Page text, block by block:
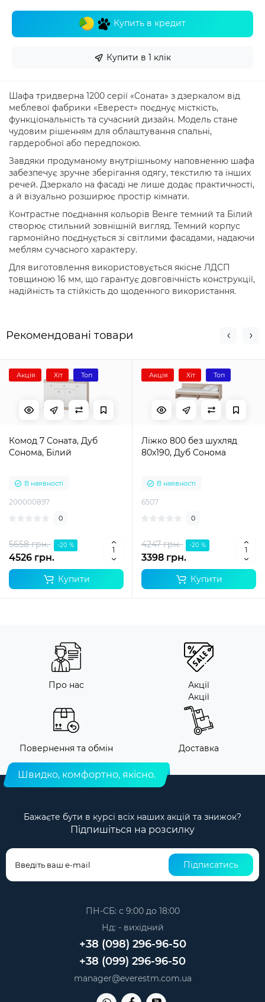
Купить в кредит
Купити в 1 клік
Шафа тридверна 1200 серії «Соната» з дзеркалом від
меблевої фабрики «Еверест» поєднує місткість,
функціональність та сучасний дизайн. Модель стане
чудовим рішенням для облаштування спальні,
гардеробної або передпокою.
Завдяки продуманому внутрішньому наповненню шафа
забезпечує зручне зберігання одягу, текстилю та інших
речей. Дзеркало на фасаді не лише додає практичності,
а й візуально розширює простір кімнати.
Контрастне поєднання кольорів Венге темний та Білий
створює стильний зовнішній вигляд. Темний корпус
гармонійно поєднується зі світлими фасадами, надаючи
меблям сучасного характеру.
Для виготовлення використовується якісне ЛДСП
товщиною 16 мм, що гарантує довговічність конструкції,
надійність та стійкість до щоденного використання.
Рекомендовані товари
Акція Хіт Топ
Комод 7 Соната, Дуб
Сонома, Білий
В наявності
200000897
0
5658 грн. -20 %
4526 грн.
Купити
Акція Хіт Топ
Ліжко 800 без шухляд
80х190, Дуб Сонома
В наявності
6507
0
4247 грн. -20 %
3398 грн.
Купити
Про нас
Акції
Акції
Повернення та обмін Доставка
Швидко, комфортно, якісно.
Бажаєте бути в курсі всіх наших акцій та знижок?
Підпишіться на розсилку
Підписатись
ПН-СБ: с 9:00 до 18:00
Нд: - вихідний
+38 (098) 296-96-50
+38 (099) 296-96-50
manager@everestm.com.ua